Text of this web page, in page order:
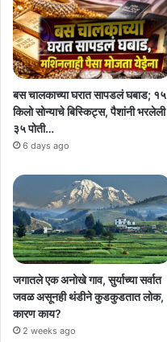
बस चालकाच्या घरात सापडलं घबाड; १५
किलो सोन्याचे बिस्किट्स, पैशांनी भरलेली
३५ पोती…
6 days ago
जगातले एक अनोखे गाव, सुर्याच्या सर्वात
जवळ असूनही थंडीने कुडकुडतात लोक,
कारण काय?
2 weeks ago